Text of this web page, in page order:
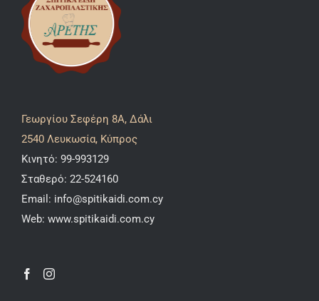
Γεωργίου Σεφέρη 8A, Δάλι
2540 Λευκωσία, Κύπρος
Κινητό: 99-993129
Σταθερό: 22-524160
Email: info@spitikaidi.com.cy
Web: www.spitikaidi.com.cy